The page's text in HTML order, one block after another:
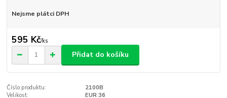
Nejsme plátci DPH
595 Kč/ks
Přidat do košíku
Číslo produktu:
2100B
Velikost:
EUR 36